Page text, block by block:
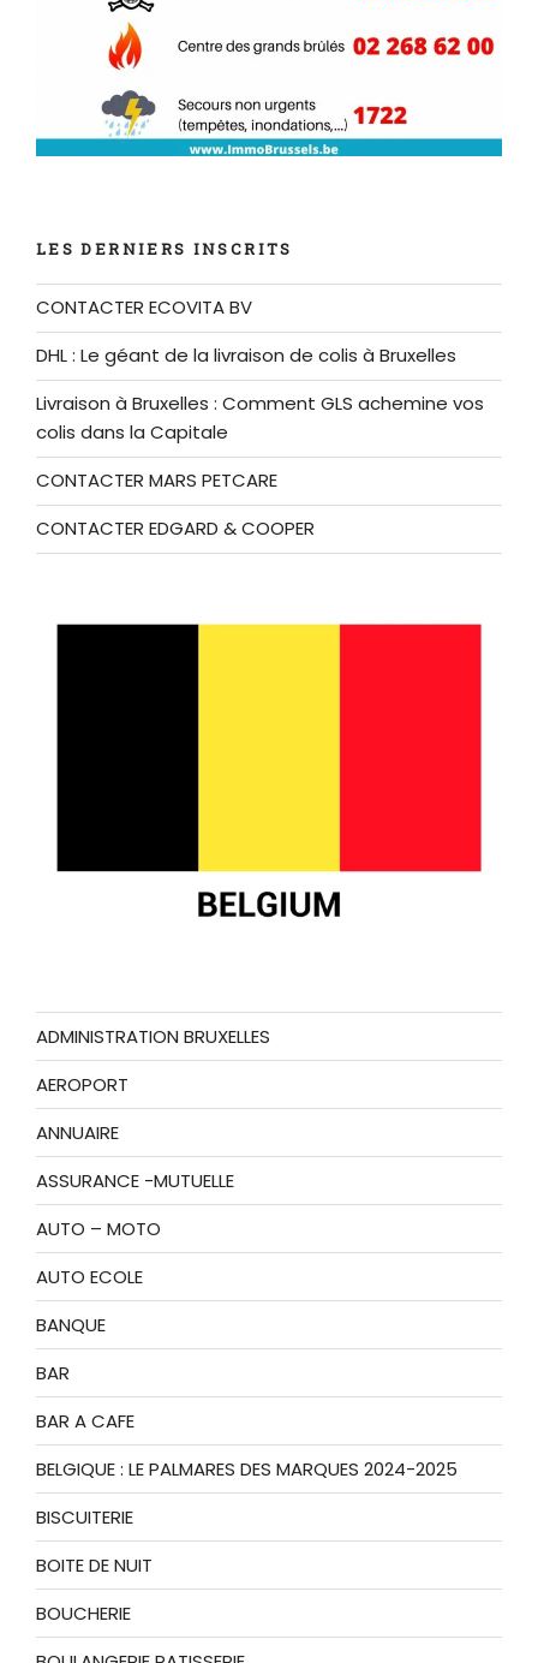
LES DERNIERS INSCRITS
CONTACTER ECOVITA BV
DHL : Le géant de la livraison de colis à Bruxelles
Livraison à Bruxelles : Comment GLS achemine vos
colis dans la Capitale
CONTACTER MARS PETCARE
CONTACTER EDGARD & COOPER
ADMINISTRATION BRUXELLES
AEROPORT
ANNUAIRE
ASSURANCE -MUTUELLE
AUTO – MOTO
AUTO ECOLE
BANQUE
BAR
BAR A CAFE
BELGIQUE : LE PALMARES DES MARQUES 2024-2025
BISCUITERIE
BOITE DE NUIT
BOUCHERIE